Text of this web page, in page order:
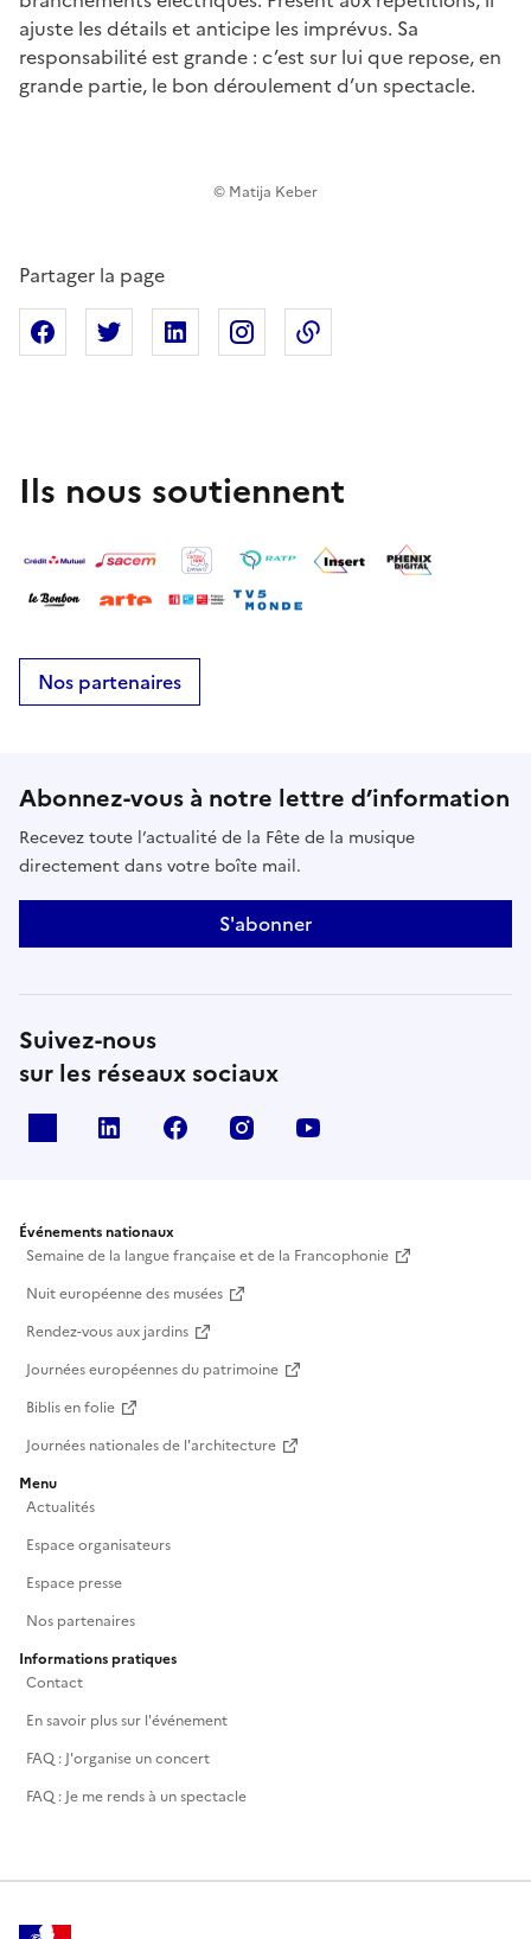
ajuste les détails et anticipe les imprévus. Sa
responsabilité est grande : c’est sur lui que repose, en
grande partie, le bon déroulement d’un spectacle.
© Matija Keber
Partager la page
Partager sur Facebook
Partager sur XPartager sur Linkedin
Partager sur Instagram
Ils nous soutiennent
Nos partenaires
Abonnez-vous à notre lettre d’information
Recevez toute l’actualité de la Fête de la musique
directement dans votre boîte mail.
S'abonner
Suivez-nous
sur les réseaux sociaux
Linkedin Facebook Instagram
Événements nationaux
Semaine de la langue française et de la Francophonie
Nuit européenne des musées
Rendez-vous aux jardins
Journées européennes du patrimoine
Biblis en folie
Journées nationales de l'architecture
Menu
Actualités
Espace organisateurs
Espace presse
Nos partenaires
Informations pratiques
Contact
En savoir plus sur l'événement
FAQ : J'organise un concert
FAQ : Je me rends à un spectacle